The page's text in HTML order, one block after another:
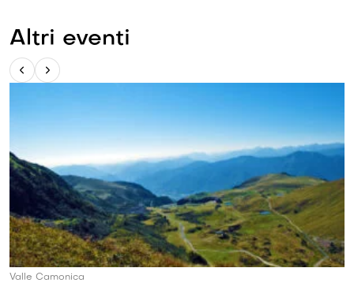
Altri eventi